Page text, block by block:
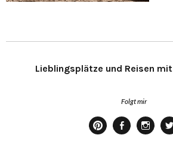
Lieblingsplätze und Reisen
Folgt mir